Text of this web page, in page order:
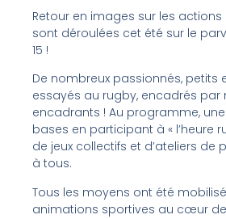
Retour en images sur les
sont déroulées cet été sur le
15 !
De nombreux passionnés, petits
essayés au rugby, encadrés par
encadrants ! Au programme,
bases en participant à « l’heure
de jeux collectifs et d’ateliers de
à tous.
Tous les moyens ont été
animations sportives au cœur